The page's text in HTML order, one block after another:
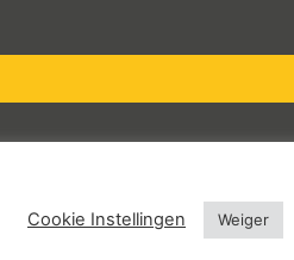
Cookie Instellingen Weiger